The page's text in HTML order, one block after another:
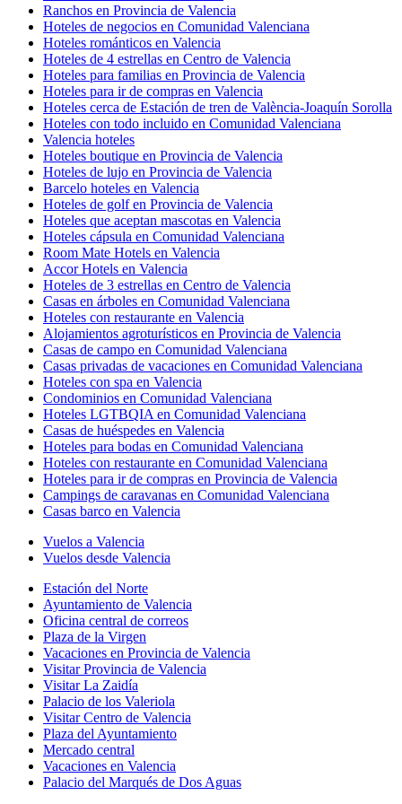
Ranchos en Provincia de Valencia
Hoteles de negocios en Comunidad Valenciana
Hoteles románticos en Valencia
Hoteles de 4 estrellas en Centro de Valencia
Hoteles para familias en Provincia de Valencia
Hoteles para ir de compras en Valencia
Hoteles cerca de Estación de tren de València-Joaquín Sorolla
Hoteles con todo incluido en Comunidad Valenciana
Valencia hoteles
Hoteles boutique en Provincia de Valencia
Hoteles de lujo en Provincia de Valencia
Barcelo hoteles en Valencia
Hoteles de golf en Provincia de Valencia
Hoteles que aceptan mascotas en Valencia
Hoteles cápsula en Comunidad Valenciana
Room Mate Hotels en Valencia
Accor Hotels en Valencia
Hoteles de 3 estrellas en Centro de Valencia
Casas en árboles en Comunidad Valenciana
Hoteles con restaurante en Valencia
Alojamientos agroturísticos en Provincia de Valencia
Casas de campo en Comunidad Valenciana
Casas privadas de vacaciones en Comunidad Valenciana
Hoteles con spa en Valencia
Condominios en Comunidad Valenciana
Hoteles LGTBQIA en Comunidad Valenciana
Casas de huéspedes en Valencia
Hoteles para bodas en Comunidad Valenciana
Hoteles con restaurante en Comunidad Valenciana
Hoteles para ir de compras en Provincia de Valencia
Campings de caravanas en Comunidad Valenciana
Casas barco en Valencia
Vuelos a Valencia
Vuelos desde Valencia
Estación del Norte
Ayuntamiento de Valencia
Oficina central de correos
Plaza de la Virgen
Vacaciones en Provincia de Valencia
Visitar Provincia de Valencia
Visitar La Zaidía
Palacio de los Valeriola
Visitar Centro de Valencia
Plaza del Ayuntamiento
Mercado central
Vacaciones en Valencia
Palacio del Marqués de Dos Aguas